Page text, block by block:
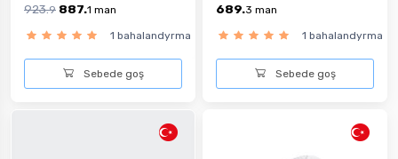
923.9 887.1 man
1 bahalandyrma
Sebede goş
689.3 man
1 bahalandyrma
Sebede goş